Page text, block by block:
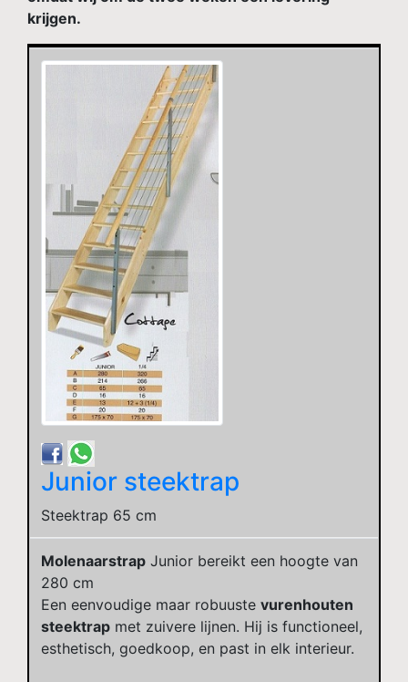
krijgen.
Junior steektrap
Steektrap 65 cm
Molenaarstrap Junior bereikt een hoogte van
280 cm
Een eenvoudige maar robuuste vurenhouten
steektrap met zuivere lijnen. Hij is functioneel,
esthetisch, goedkoop, en past in elk interieur.